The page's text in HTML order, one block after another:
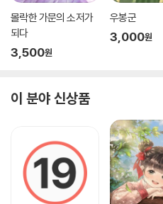
몰락한 가문의 소저가
되다
3,500원
우봉군
3,000원
이 분야 신상품